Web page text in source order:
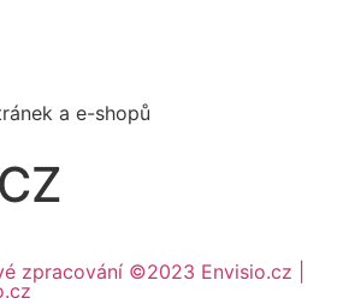
a e-shopů
zpracování ©2023 Envisio.cz |